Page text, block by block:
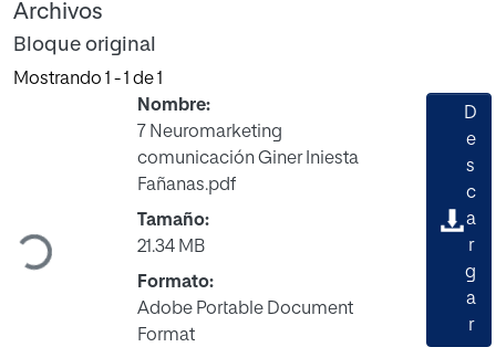
Archivos
Bloque original
Mostrando 1 - 1 de 1
Cargando...
Nombre:
7 Neuromarketing
comunicación Giner Iniesta
Fañanas.pdf
Tamaño:
21.34 MB
Formato:
Adobe Portable Document
Format
D
e
s
c
a
r
g
a
r